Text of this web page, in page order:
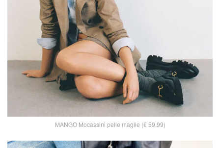
MANGO Mocassini pelle maglie (€ 59,99)